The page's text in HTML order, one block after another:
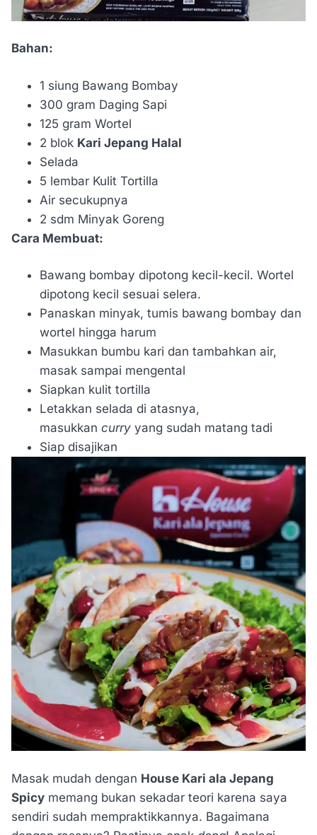
Bahan:
1 siung Bawang Bombay
300 gram Daging Sapi
125 gram Wortel
2 blok Kari Jepang Halal
Selada
5 lembar Kulit Tortilla
Air secukupnya
2 sdm Minyak Goreng
Cara Membuat:
Bawang bombay dipotong kecil-kecil. Wortel
dipotong kecil sesuai selera.
Panaskan minyak, tumis bawang bombay dan
wortel hingga harum
Masukkan bumbu kari dan tambahkan air,
masak sampai mengental
Siapkan kulit tortilla
Letakkan selada di atasnya,
masukkan curry yang sudah matang tadi
Siap disajikan
Masak mudah dengan House Kari ala Jepang
Spicy memang bukan sekadar teori karena saya
sendiri sudah mempraktikkannya. Bagaimana